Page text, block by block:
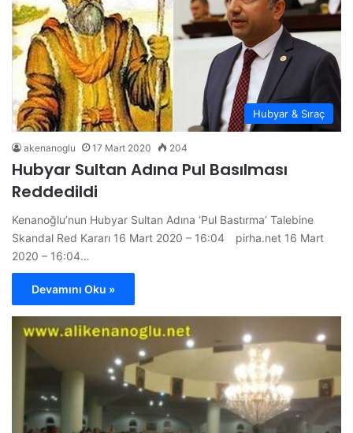
Hubyar & Sıraç
akenanoglu 17 Mart 2020 204
Hubyar Sultan Adına Pul Basılması
Reddedildi
Kenanoğlu’nun Hubyar Sultan Adına ‘Pul Bastırma’ Talebine
Skandal Red Kararı 16 Mart 2020 – 16:04 pirha.net 16 Mart
2020 – 16:04…
Devamını Oku »